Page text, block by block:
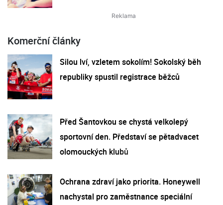
Komerční články
Silou lví, vzletem sokolím! Sokolský běh
republiky spustil registrace běžců
Před Šantovkou se chystá velkolepý
sportovní den. Představí se pětadvacet
olomouckých klubů
Ochrana zdraví jako priorita. Honeywell
nachystal pro zaměstnance speciální